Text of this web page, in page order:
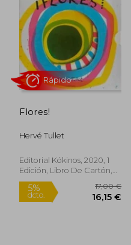
5%
dcto.
13,00 €
12,35 €
Flores!
Hervé Tullet
Editorial Kókinos, 2020, 1
Edición, Libro De Cartón,
Nuevo